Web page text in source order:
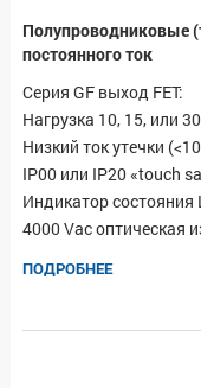
Полупроводниковые
постоянного ток
Серия GF выход FET:
Нагрузка 10, 15, или
Низкий ток утечки
IP00 или IP20 «touch
Индикатор состояния
4000 Vac оптическая
ПОДРОБНЕЕ